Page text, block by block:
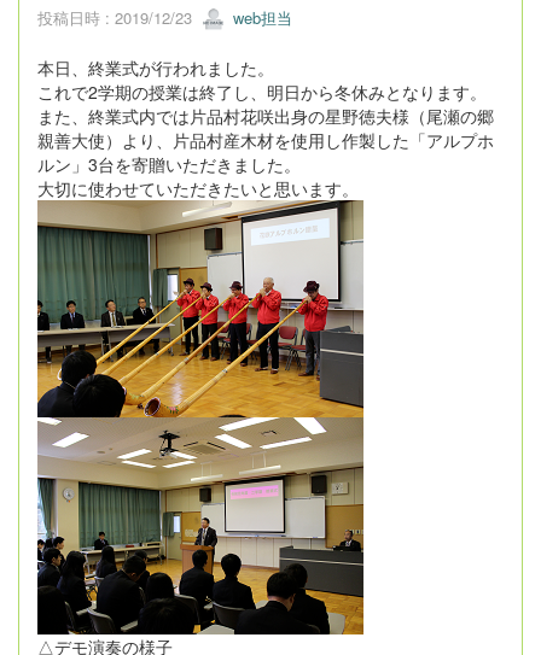
投稿日時 : 2019/12/23 web担当
本日、終業式が行われました。
これで2学期の授業は終了し、明日から冬休みとなります。
また、終業式内では片品村花咲出身の星野徳夫様（尾瀬の郷
親善大使）より、片品村産木材を使用し作製した「アルプホ
ルン」3台を寄贈いただきました。
大切に使わせていただきたいと思います。
△デモ演奏の様子